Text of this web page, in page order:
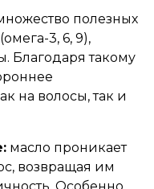
полезных
3, 6, 9),
Благодаря такому
на волосы, так и
масло проникает
возвращая им